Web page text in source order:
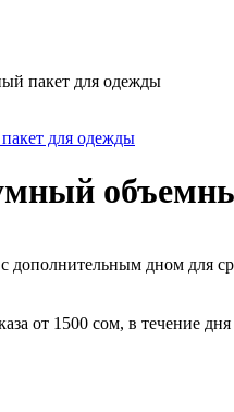
пакет для одежды
дополнительным дном для
от 1500 сом, в течение дня